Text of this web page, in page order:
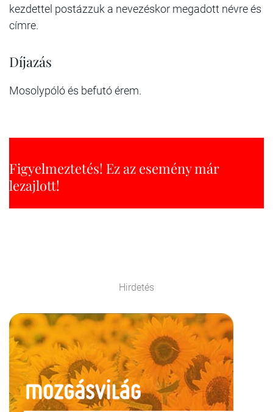
kezdettel postázzuk a nevezéskor megadott névre és
címre.
Díjazás
Mosolypóló és befutó érem.
Figyelmeztetés! Ez az esemény már
lezajlott!
Hirdetés